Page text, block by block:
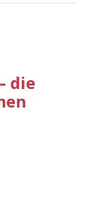
die